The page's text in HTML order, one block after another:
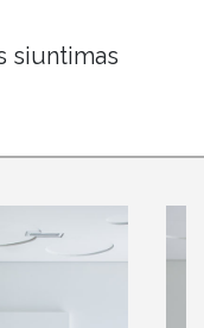
siuntimas